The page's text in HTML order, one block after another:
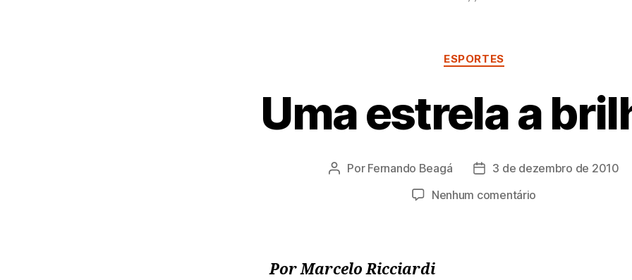
Categorias
ESPORTES
Uma estrela a
Autor
Por Fernando Beagá
Data
publicação
3 de dezembro de 2010
Nenhum comentário
Por Marcelo Ricciardi